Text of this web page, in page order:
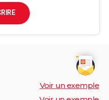
Voir un exemple